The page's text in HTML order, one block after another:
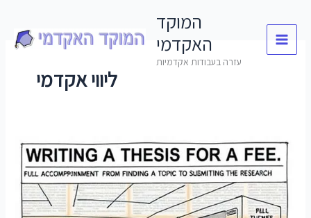
content
המוקד
האקדמי
עזרה בעבודות אקדמיות
ליווי אקדמי
כתיבת
תזה
תמורת
תשלום